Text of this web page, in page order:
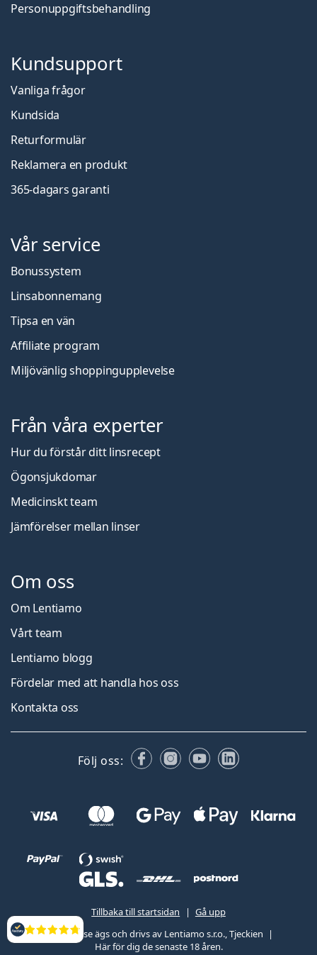
Recensioner
Personuppgiftsbehandling
Kundsupport
Vanliga frågor
Kundsida
Returformulär
Reklamera en produkt
365-dagars garanti
Vår service
Bonussystem
Linsabonnemang
Tipsa en vän
Affiliate program
Miljövänlig shoppingupplevelse
Från våra experter
Hur du förstår ditt linsrecept
Ögonsjukdomar
Medicinskt team
Jämförelser mellan linser
Om oss
Om Lentiamo
Vårt team
Lentiamo blogg
Fördelar med att handla hos oss
Kontakta oss
Följ oss: FacebookInstagram
YouTubeLinkedIn
Tillbaka till startsidan
Gå upp
Lentiamo.se ägs och drivs av Lentiamo s.r.o., Tjeckien
Här för dig de senaste 18 åren.